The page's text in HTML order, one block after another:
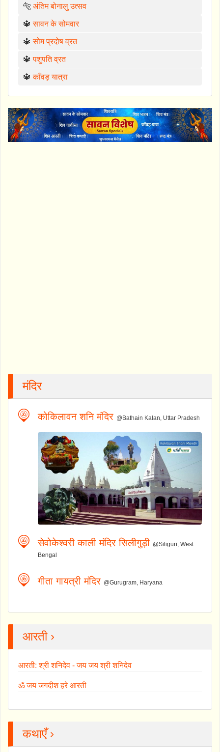
🐅 अंतिम बोनालु उत्सव
🔱सावन के सोमवार
🔱सोम प्रदोष व्रत
🔱पशुपति व्रत
🔱काँवड़ यात्रा
मंदिर
कोकिलावन शनि मंदिर @Bathain Kalan, Uttar Pradesh
सेवोकेश्वरी काली मंदिर सिलीगुड़ी @Siliguri, West
Bengal
गीता गायत्री मंदिर @Gurugram, Haryana
आरती ›
आरती: श्री शनिदेव - जय जय श्री शनिदेव
ॐ जय जगदीश हरे आरती
कथाएँ ›